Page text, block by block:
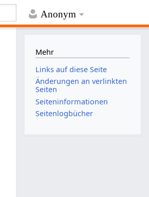
Anonym
Mehr
Links auf diese Seite
Änderungen an verlinkten
Seiten
Seiten­­informationen
Seitenlogbücher